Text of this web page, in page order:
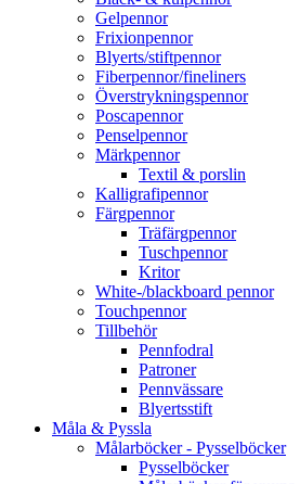
Gelpennor
Frixionpennor
Blyerts/stiftpennor
Fiberpennor/fineliners
Överstrykningspennor
Poscapennor
Penselpennor
Märkpennor
Textil & porslin
Kalligrafipennor
Färgpennor
Träfärgpennor
Tuschpennor
Kritor
White-/blackboard pennor
Touchpennor
Tillbehör
Pennfodral
Patroner
Pennvässare
Blyertsstift
Måla & Pyssla
Målarböcker - Pysselböcker
Pysselböcker